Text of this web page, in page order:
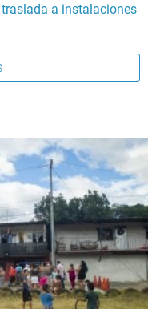
a instalaciones